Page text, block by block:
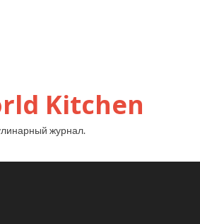
Kitchen
журнал.